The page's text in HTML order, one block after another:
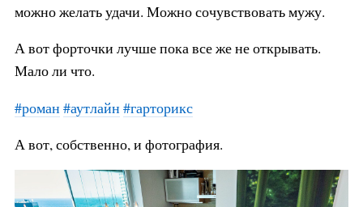
можно желать удачи. Можно сочувствовать мужу.
А вот форточки лучше пока все же не открывать.
Мало ли что.
#роман #аутлайн #гарторикс
А вот, собственно, и фотография.